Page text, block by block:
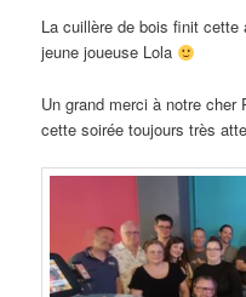
La cuillère de bois finit
jeune joueuse Lola
Un grand merci à notre cher
cette soirée toujours très